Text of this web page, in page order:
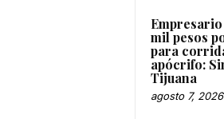
mil pesos
para
apócrifo:
Tijuana
agosto 7, 2026